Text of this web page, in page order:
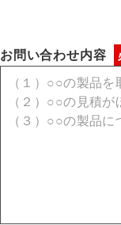
お問い合わせ内容
（１）○○の製品
（２）○○の見積が
（３）○○の製品